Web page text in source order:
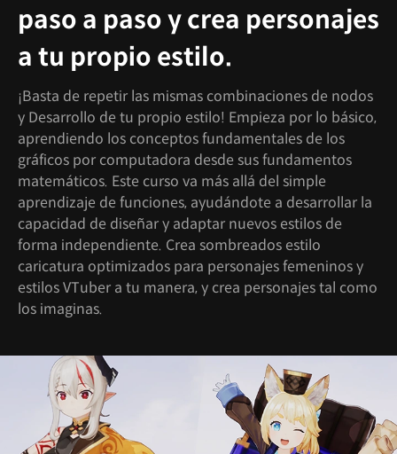
paso a paso y crea personajes
a tu propio estilo.
¡Basta de repetir las mismas combinaciones de nodos
y Desarrollo de tu propio estilo! Empieza por lo básico,
aprendiendo los conceptos fundamentales de los
gráficos por computadora desde sus fundamentos
matemáticos. Este curso va más allá del simple
aprendizaje de funciones, ayudándote a desarrollar la
capacidad de diseñar y adaptar nuevos estilos de
forma independiente. Crea sombreados estilo
caricatura optimizados para personajes femeninos y
estilos VTuber a tu manera, y crea personajes tal como
los imaginas.